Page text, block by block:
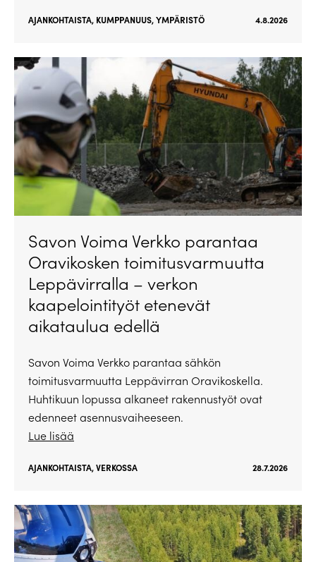
AJANKOHTAISTA, KUMPPANUUS,YMPÄRISTÖ 4.8.2026
Savon Voima Verkko parantaa
Oravikosken toimitusvarmuutta
Leppävirralla – verkon
kaapelointityöt etenevät
aikataulua edellä
Savon Voima Verkko parantaa sähkön
toimitusvarmuutta Leppävirran Oravikoskella.
Huhtikuun lopussa alkaneet rakennustyöt ovat
edenneet asennusvaiheeseen.
Lue lisää
AJANKOHTAISTA,VERKOSSA 28.7.2026